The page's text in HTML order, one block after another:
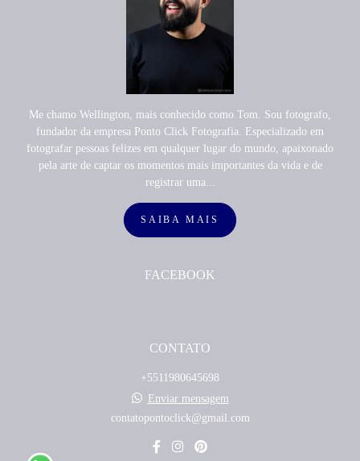
Me chamo Wellington, mais conhecido como Tom. Sou fotografo,
fundador da empresa Ponto Click Fotografia. Especializado em
fotografar pessoas felizes em qualquer lugar do mundo, apaixonado
pela arte de captar os momentos mais importantes da vida e de
registrar uma...
SAIBA MAIS
FACEBOOK
CONTATO
+5511980645698
Enviar mensagem
contatopontoclick@gmail.com